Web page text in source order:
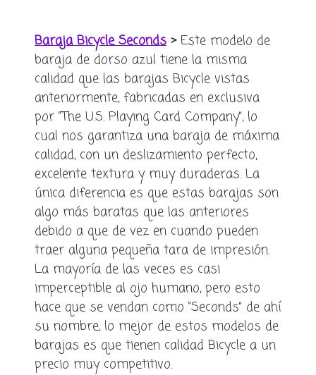
Baraja Bicycle Seconds>Este modelo de
baraja de dorso azul tiene la misma
calidad que las barajas Bicycle vistas
anteriormente, fabricadas en exclusiva
por “The U.S. Playing Card Company”, lo
cual nos garantiza una baraja de máxima
calidad, con un deslizamiento perfecto,
excelente textura y muy duraderas. La
única diferencia es que estas barajas son
algo más baratas que las anteriores
debido a que de vez en cuando pueden
traer alguna pequeña tara de impresión.
La mayoría de las veces es casi
imperceptible al ojo humano, pero esto
hace que se vendan como “Seconds” de ahí
su nombre, lo mejor de estos modelos de
barajas es que tienen calidad Bicycle a un
precio muy competitivo.